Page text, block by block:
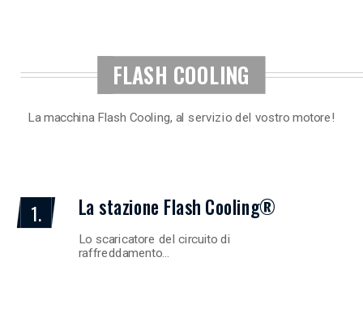
FLASH COOLING
La macchina Flash Cooling, al servizio del vostro motore!
1. La stazione Flash Cooling®
Lo scaricatore del circuito di
raffreddamento…